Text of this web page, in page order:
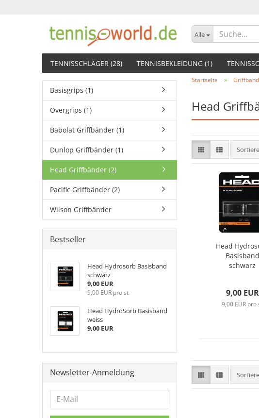
Alle
TENNISSCHLÄGER (28) TENNISBEKLEIDUNG (1)
Startseite »
Head
Head
Basisband
schwarz
9,00 EUR
9,00 EUR pro
Basisgrips (1)
Overgrips (1)
Babolat Griffbänder (1)
Dunlop Griffbänder (1)
Head Griffbänder (2)
Pacific Griffbänder (2)
Wilson Griffbänder
Bestseller
Head Hydrosorb Basisband
schwarz
9,00 EUR
9,00 EUR pro st
Head HydroSorb Basisband
weiss
9,00 EUR
Newsletter-Anmeldung